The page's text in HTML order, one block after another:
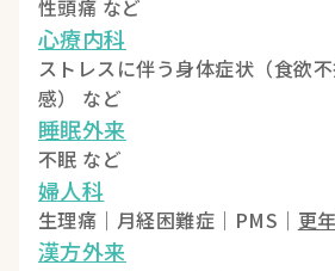
性頭痛 など
心療内科
ストレスに伴う身体症状（食欲
感） など
睡眠外来
不眠 など
婦人科
生理痛｜月経困難症｜PMS｜ 更
漢方外来